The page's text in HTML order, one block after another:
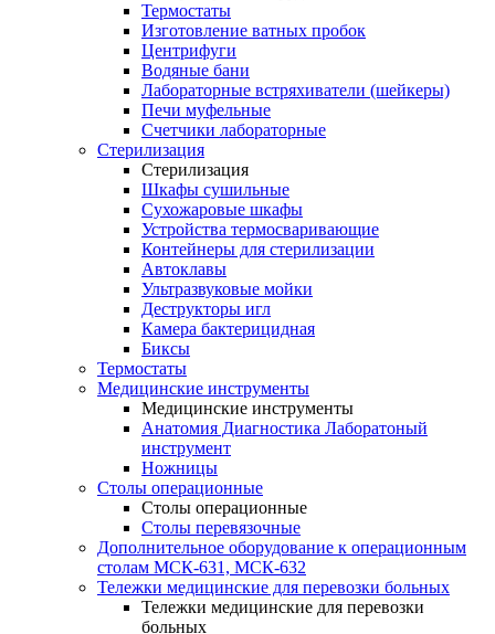
Термостаты
Изготовление ватных пробок
Центрифуги
Водяные бани
Лабораторные встряхиватели (шейкеры)
Печи муфельные
Счетчики лабораторные
Стерилизация
Стерилизация
Шкафы сушильные
Сухожаровые шкафы
Устройства термосваривающие
Контейнеры для стерилизации
Автоклавы
Ультразвуковые мойки
Деструкторы игл
Камера бактерицидная
Биксы
Термостаты
Медицинские инструменты
Медицинские инструменты
Анатомия Диагностика Лаборатоный
инструмент
Ножницы
Столы операционные
Столы операционные
Столы перевязочные
Дополнительное оборудование к операционным
столам МСК-631, МСК-632
Тележки медицинские для перевозки больных
Тележки медицинские для перевозки
больных